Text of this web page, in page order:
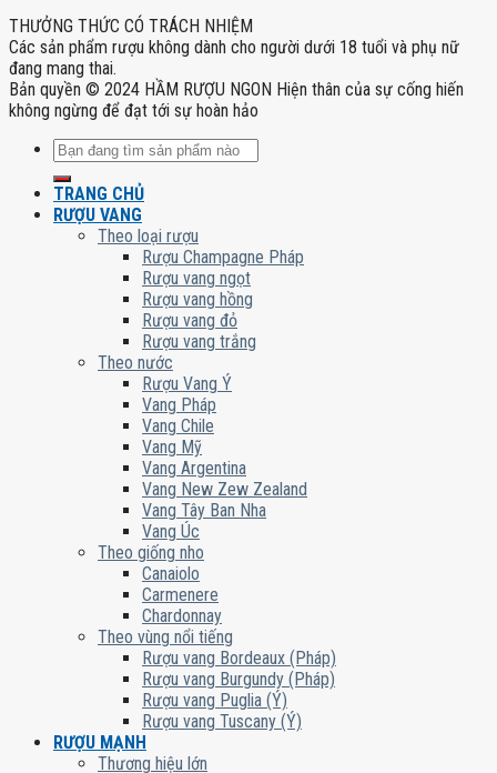
THƯỞNG THỨC CÓ TRÁCH NHIỆM
Các sản phẩm rượu không dành cho người dưới 18 tuổi và phụ nữ
đang mang thai.
Bản quyền © 2024 HẦM RƯỢU NGON Hiện thân của sự cống hiến
không ngừng để đạt tới sự hoàn hảo
Tìm
TRANG CHỦ
RƯỢU VANG
Theo loại rượu
Rượu Champagne Pháp
Rượu vang ngọt
Rượu vang hồng
Rượu vang đỏ
Rượu vang trắng
Theo nước
Rượu Vang Ý
Vang Pháp
Vang Chile
Vang Mỹ
Vang Argentina
Vang New Zew Zealand
Vang Tây Ban Nha
Vang Úc
Theo giống nho
Canaiolo
Carmenere
Chardonnay
Theo vùng nổi tiếng
Rượu vang Bordeaux (Pháp)
Rượu vang Burgundy (Pháp)
Rượu vang Puglia (Ý)
Rượu vang Tuscany (Ý)
RƯỢU MẠNH
Thương hiệu lớn